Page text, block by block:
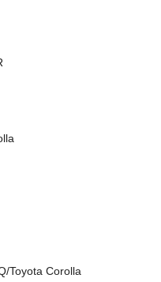
Toyota Corolla